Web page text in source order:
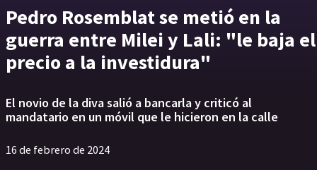
Pedro Rosemblat se metió en la
guerra entre Milei y Lali: "le baja el
precio a la investidura"
El novio de la diva salió a bancarla y criticó al
mandatario en un móvil que le hicieron en la calle
16 de febrero de 2024